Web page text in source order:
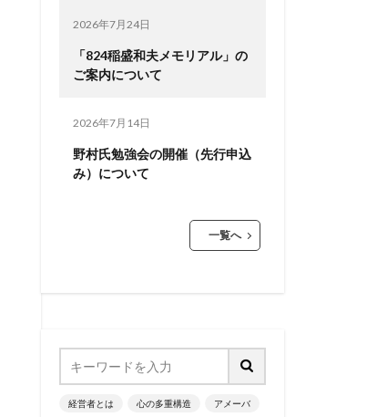
2026年7月24日
「824稲盛和夫メモリアル」の
ご案内について
2026年7月14日
野村氏勉強会の開催（先行申込
み）について
一覧へ
経営者とは 心の多重構造 アメーバ